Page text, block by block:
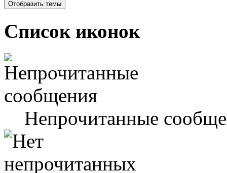
Список иконок
Непрочитанные